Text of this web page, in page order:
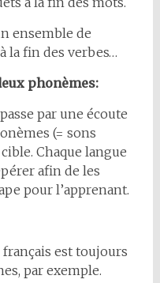
ensemble de
la fin des verbes…
phonèmes:
par une écoute
(= sons
Chaque langue
afin de les
pour l’apprenant.
est toujours
par exemple.